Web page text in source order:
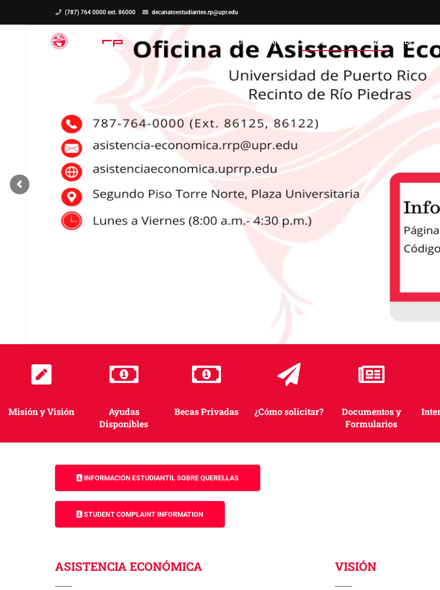
(787) 764 0000 ext. 86000 decanatoestudiantes.rp@upr.edu
INICIO OFICINA DE LA DECANA SERVICIOS AL ESTUDIANTE
Misión y Visión
Ayudas
Disponibles
Becas Privadas ¿Cómo solicitar?
Documentos y
Formularios
INFORMACIÓN ESTUDIANTIL SOBRE QUERELLAS
STUDENT COMPLAINT INFORMATION
ASISTENCIA ECONÓMICA VISIÓN